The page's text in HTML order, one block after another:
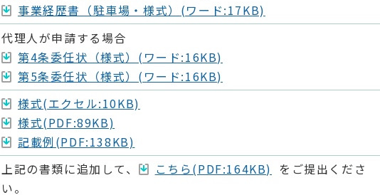
事業経歴書（駐車場・様式）(ワード:17KB)
代理人が申請する場合
第4条委任状（様式）(ワード:16KB)
第5条委任状（様式）(ワード:16KB)
様式(エクセル:10KB)
様式(PDF:89KB)
記載例(PDF:138KB)
上記の書類に追加して、 こちら(PDF:164KB) をご提出くださ
い。